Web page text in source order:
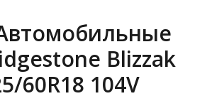
Blizzak
60R18 104V